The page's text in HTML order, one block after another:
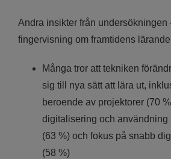
Andra insikter från undersökningen
fingervisning om framtidens lärande
Många tror att tekniken
sig till nya sätt att lära ut,
beroende av projektorer (70
digitalisering och användning
(63 %) och fokus på snabb
(58 %)